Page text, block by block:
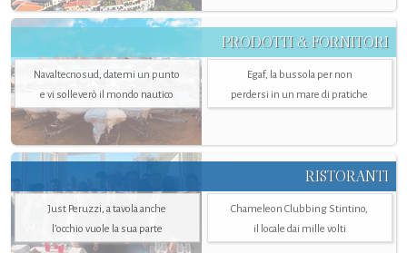
PRODOTTI & FORNITORI
Navaltecnosud, datemi un punto
e vi solleverò il mondo nautico
Egaf, la bussola per non
perdersi in un mare di pratiche
RISTORANTI
Just Peruzzi, a tavola anche
l’occhio vuole la sua parte
Chameleon Clubbing Stintino,
il locale dai mille volti